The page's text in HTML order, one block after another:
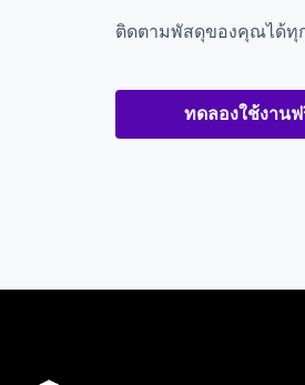
ติดตามพัสดุของคุณได้ทุ
ทดลองใช้งาน